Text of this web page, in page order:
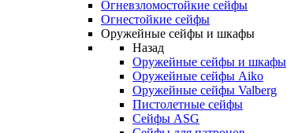
Огневзломостойкие сейфы
Огнестойкие сейфы
Оружейные сейфы и шкафы
Назад
Оружейные сейфы и шкафы
Оружейные сейфы Aiko
Оружейные сейфы Valberg
Пистолетные сейфы
Сейфы ASG